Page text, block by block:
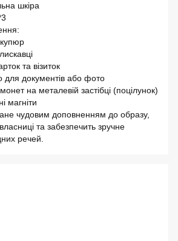
шкіра
та візиток
для документів або фото
на металевій застібці (поцілунок)
магніти
чудовим доповненням до образу,
та забезпечить зручне
речей.